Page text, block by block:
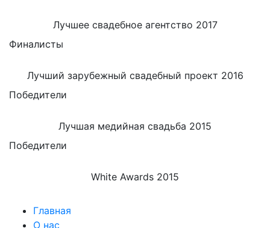
Лучшее свадебное агентство 2017
Финалисты
Лучший зарубежный свадебный проект 2016
Победители
Лучшая медийная свадьба 2015
Победители
White Awards 2015
Главная
О нас